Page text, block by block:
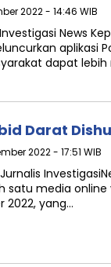
2022 - 14:46 WIB
Investigasi News
aplikasi
dapat
Darat
2022 - 17:51 WIB
satu media
2022, yang…